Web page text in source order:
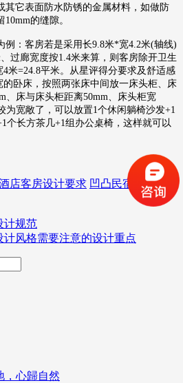
其它表面防水防锈的金属材料，如做防
的缝隙。
例：客房若是采用长9.8米*宽4.2米(轴线)
过廊宽度按1.4米来算，则客房除开卫生
米=24.8平米。从星评得分要求及舒适感
卧床，按照两张床中间放一床头柜、床
、床与床头柜距离50mm、床头柜宽
为宽敞了，可以放置1个休闲躺椅沙发+1
个长方茶几+1组办公桌椅，这样就可以
店客房设计要求 凹凸民宿酒店设计
计规范
计风格需要注意的设计重点
，心歸自然